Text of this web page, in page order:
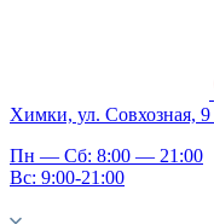
Химки, ул. Совхозная, 9
Пн — Сб: 8:00 — 21:00
Вс: 9:00-21:00